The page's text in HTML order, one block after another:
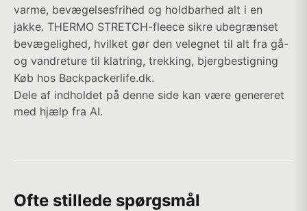
varme, bevægelsesfrihed og holdbarhed alt i en
jakke. THERMO STRETCH-fleece sikre ubegrænset
bevægelighed, hvilket gør den velegnet til alt fra gå-
og vandreture til klatring, trekking, bjergbestigning
Køb hos Backpackerlife.dk.
Dele af indholdet på denne side kan være genereret
med hjælp fra AI.
Ofte stillede spørgsmål